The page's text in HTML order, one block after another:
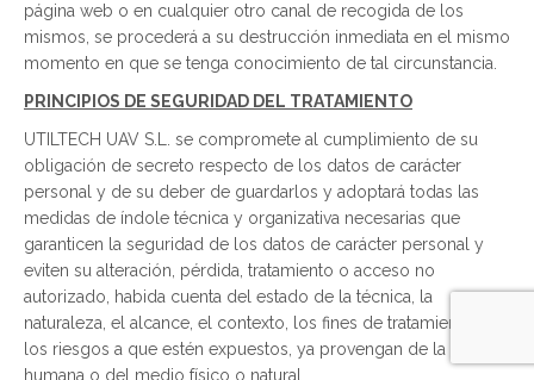
página web o en cualquier otro canal de recogida de los
mismos, se procederá a su destrucción inmediata en el mismo
momento en que se tenga conocimiento de tal circunstancia.
PRINCIPIOS DE SEGURIDAD DEL TRATAMIENTO
UTILTECH UAV S.L. se compromete al cumplimiento de su
obligación de secreto respecto de los datos de carácter
personal y de su deber de guardarlos y adoptará todas las
medidas de índole técnica y organizativa necesarias que
garanticen la seguridad de los datos de carácter personal y
eviten su alteración, pérdida, tratamiento o acceso no
autorizado, habida cuenta del estado de la técnica, la
naturaleza, el alcance, el contexto, los fines de tratamiento y
los riesgos a que estén expuestos, ya provengan de la acción
humana o del medio físico o natural.